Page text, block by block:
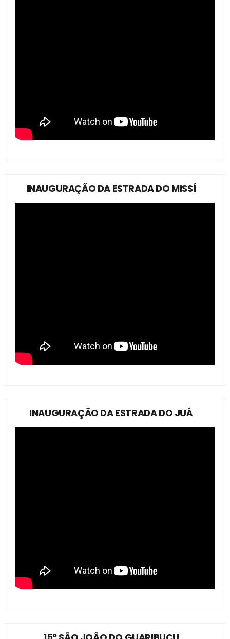
INAUGURAÇÃO DA ESTRADA DO MISSÍ
INAUGURAÇÃO DA ESTRADA DO JUÁ